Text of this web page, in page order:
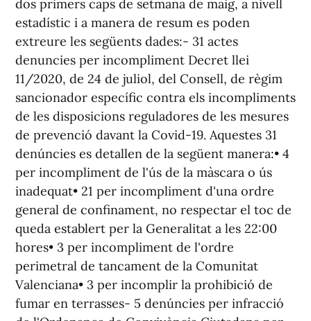
dos primers caps de setmana de maig, a nivell
estadístic i a manera de resum es poden
extreure les següents dades:- 31 actes
denuncies per incompliment Decret llei
11/2020, de 24 de juliol, del Consell, de règim
sancionador específic contra els incompliments
de les disposicions reguladores de les mesures
de prevenció davant la Covid-19. Aquestes 31
denúncies es detallen de la següent manera:• 4
per incompliment de l'ús de la màscara o ús
inadequat• 21 per incompliment d'una ordre
general de confinament, no respectar el toc de
queda establert per la Generalitat a les 22:00
hores• 3 per incompliment de l'ordre
perimetral de tancament de la Comunitat
Valenciana• 3 per incomplir la prohibició de
fumar en terrasses- 5 denúncies per infracció